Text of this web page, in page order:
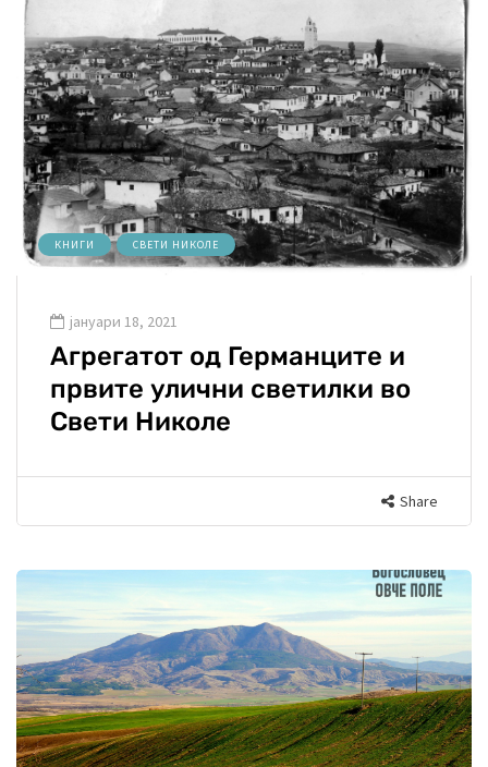
КНИГИ СВЕТИ НИКОЛЕ
јануари 18, 2021
Агрегатот од Германците и
првите улични светилки во
Свети Николе
Share